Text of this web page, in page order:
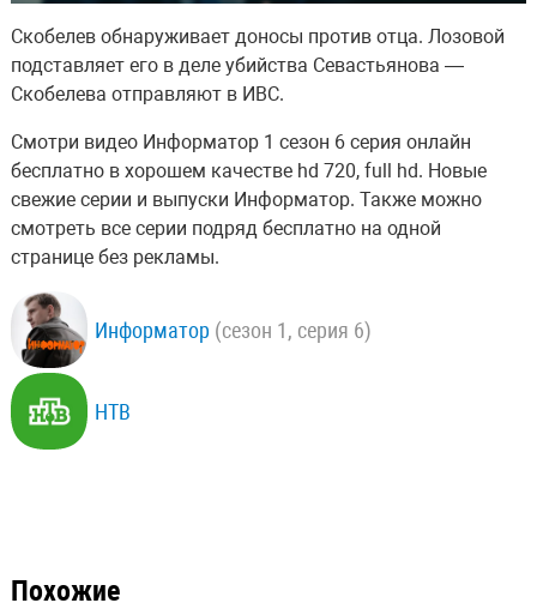
Скобелев обнаруживает доносы против отца. Лозовой
подставляет его в деле убийства Севастьянова —
Скобелева отправляют в ИВС.
Смотри видео Информатор 1 сезон 6 серия онлайн
бесплатно в хорошем качестве hd 720, full hd. Новые
свежие серии и выпуски Информатор. Также можно
смотреть все серии подряд бесплатно на одной
странице без рекламы.
Информатор (сезон 1, серия 6)
НТВ
Похожие